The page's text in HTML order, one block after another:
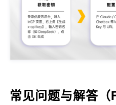
常见问题与解答（